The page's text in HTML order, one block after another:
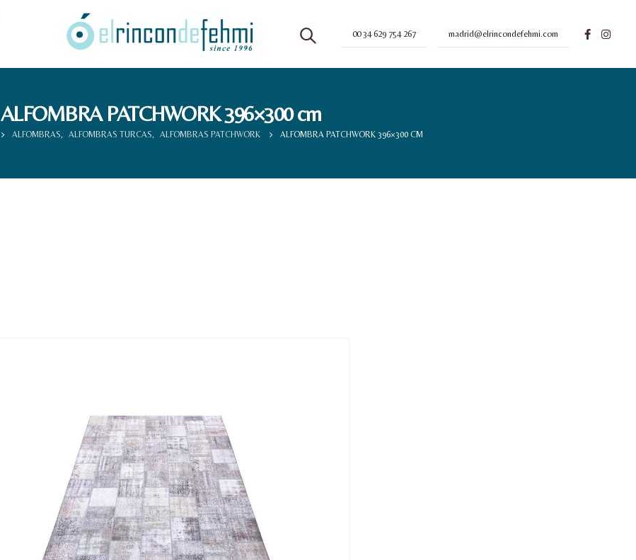
00 34 629 754 267 madrid@elrincondefehmi.com
ALFOMBRA PATCHWORK 396×300 cm
ALFOMBRAS, ALFOMBRAS TURCAS, ALFOMBRAS PATCHWORK ALFOMBRA PATCHWORK 396×300 CM